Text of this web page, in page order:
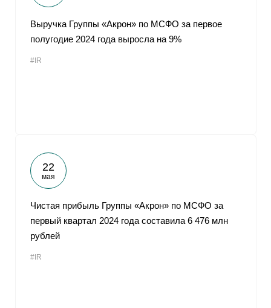
Выручка Группы «Акрон» по МСФО за первое
полугодие 2024 года выросла на 9%
#IR
22
мая
Чистая прибыль Группы «Акрон» по МСФО за
первый квартал 2024 года составила 6 476 млн
рублей
#IR